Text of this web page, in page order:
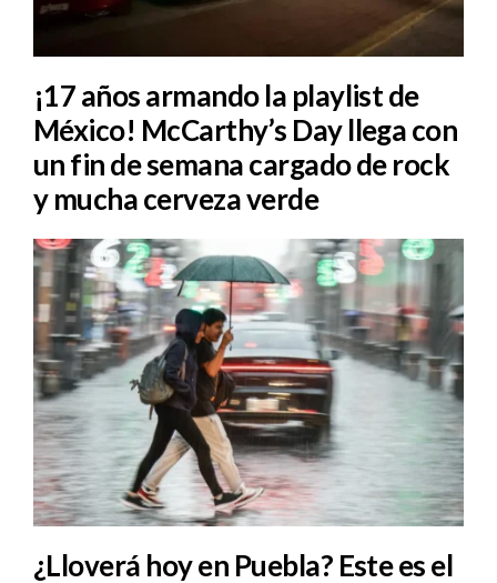
¡17 años armando la playlist de
México! McCarthy’s Day llega con
un fin de semana cargado de rock
y mucha cerveza verde
¿Lloverá hoy en Puebla? Este es el